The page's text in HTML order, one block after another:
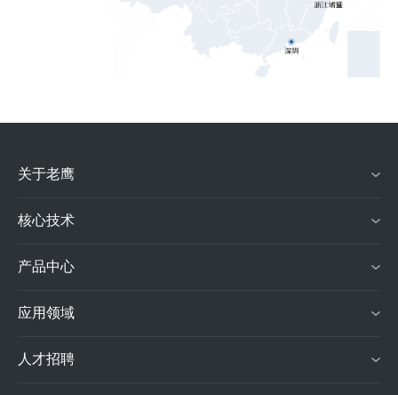
关于老鹰
核心技术
产品中心
应用领域
人才招聘